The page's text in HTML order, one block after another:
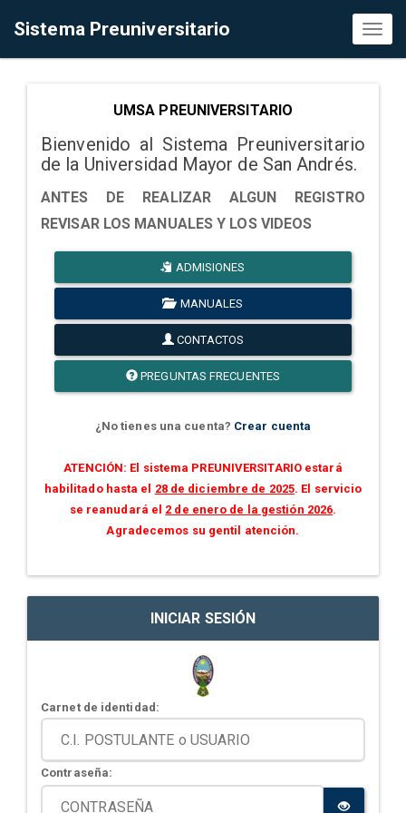
Sistema Preuniversitario
UMSA PREUNIVERSITARIO
Bienvenido al Sistema Preuniversitario
de la Universidad Mayor de San Andrés.
ANTES DE REALIZAR ALGUN REGISTRO
REVISAR LOS MANUALES Y LOS VIDEOS
ADMISIONES
MANUALES
CONTACTOS
PREGUNTAS FRECUENTES
¿No tienes una cuenta? Crear cuenta
ATENCIÓN: El sistema PREUNIVERSITARIO estará
habilitado hasta el 28 de diciembre de 2025. El servicio
se reanudará el 2 de enero de la gestión 2026.
Agradecemos su gentil atención.
INICIAR SESIÓN
Carnet de identidad:
Contraseña: